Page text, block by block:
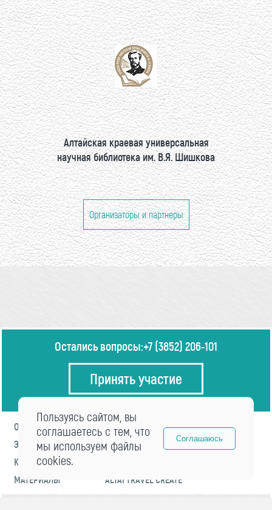
Алтайская краевая универсальная
научная библиотека им. В.Я. Шишкова
Организаторы и партнеры
Остались вопросы:+7 (3852) 206-101
Принять участие
О ФОРУМЕ
ПРОГРАММА
ЭКСПЕРТЫ
НОВОСТИ
КОНТАКТЫ
МАТЕРИАЛЫ
ALTAI TRAVEL CREATE
Пользуясь сайтом, вы
соглашаетесь с тем, что
мы используем файлы
cookies.
Соглашаюсь